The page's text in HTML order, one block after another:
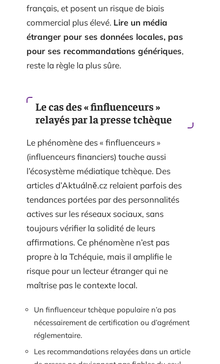
français, et posent un risque de biais
commercial plus élevé. Lire un média
étranger pour ses données locales, pas
pour ses recommandations génériques,
reste la règle la plus sûre.
Le cas des « finfluenceurs »
relayés par la presse tchèque
Le phénomène des « finfluenceurs »
(influenceurs financiers) touche aussi
l’écosystème médiatique tchèque. Des
articles d’Aktuálně.cz relaient parfois des
tendances portées par des personnalités
actives sur les réseaux sociaux, sans
toujours vérifier la solidité de leurs
affirmations. Ce phénomène n’est pas
propre à la Tchéquie, mais il amplifie le
risque pour un lecteur étranger qui ne
maîtrise pas le contexte local.
Un finfluenceur tchèque populaire n’a pas
nécessairement de certification ou d’agrément
réglementaire.
Les recommandations relayées dans un article